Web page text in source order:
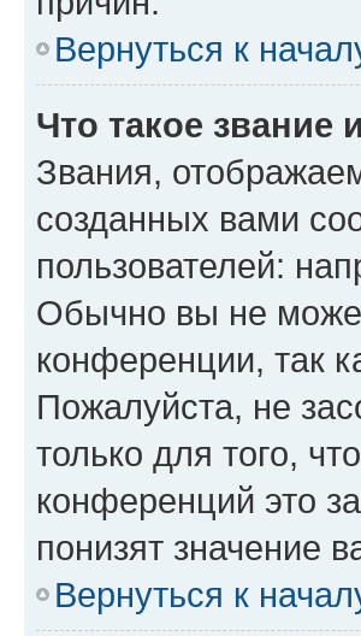
Вернуться к
Что такое звание
Звания,
созданных вами
пользователей:
Обычно вы не
конференции, так
Пожалуйста, не
только для того,
конференций это
понизят значение
Вернуться к